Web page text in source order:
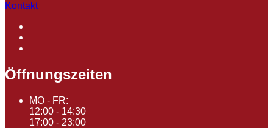
Kontakt
Öffnungszeiten
MO - FR:
12:00 - 14:30
17:00 - 23:00